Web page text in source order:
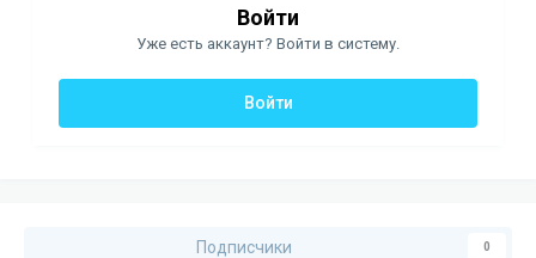
Войти
Уже есть аккаунт? Войти в систему.
Войти
Подписчики 0